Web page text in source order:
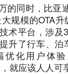
的同时，比亚
规模的OTA
术平台，涉及
升了行车、泊
优化用户体
就应该人人可